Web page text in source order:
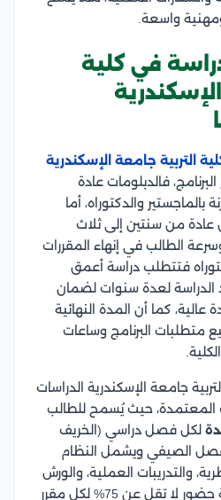
واسعة.
في كلية
التربية جامعة الإسكندرية
فالدبلومات عادة
والدكتوراه، أما
عادة من سنتين إلى ثلاث
الطالب في إنهاء المقررات
فتتطلب دراسة أعمق
الدراسة لعدة سنوات لضمان
عالية، كما أن المدة النهائية
متطلبات البرنامج وساعات
جامعة الإسكندرية الدراسات
المعتمدة، حيث يُسمح للطالب
لكل فصل دراسي (الخريف
في الفصل الصيفي ويشمل النظام
والتدريبات العملية، والورش
البحثية، مع الالتزام بنسبة حضور لا تقل عن 75% لكل مقرر